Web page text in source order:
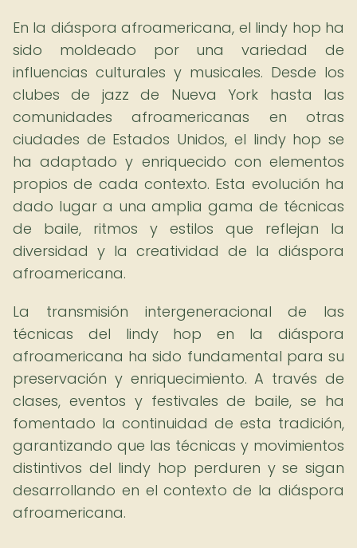
En la diáspora afroamericana, el lindy hop ha
sido moldeado por una variedad de
influencias culturales y musicales. Desde los
clubes de jazz de Nueva York hasta las
comunidades afroamericanas en otras
ciudades de Estados Unidos, el lindy hop se
ha adaptado y enriquecido con elementos
propios de cada contexto. Esta evolución ha
dado lugar a una amplia gama de técnicas
de baile, ritmos y estilos que reflejan la
diversidad y la creatividad de la diáspora
afroamericana.
La transmisión intergeneracional de las
técnicas del lindy hop en la diáspora
afroamericana ha sido fundamental para su
preservación y enriquecimiento. A través de
clases, eventos y festivales de baile, se ha
fomentado la continuidad de esta tradición,
garantizando que las técnicas y movimientos
distintivos del lindy hop perduren y se sigan
desarrollando en el contexto de la diáspora
afroamericana.